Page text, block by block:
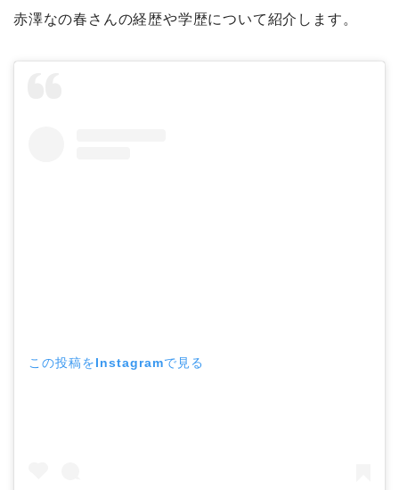
赤澤なの春さんの経歴や学歴について紹介します。
この投稿をInstagramで見る